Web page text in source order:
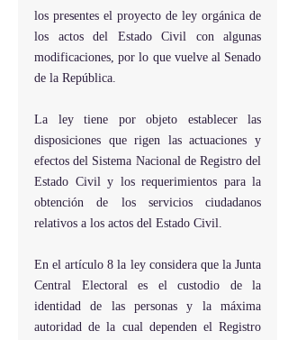
los presentes el proyecto de ley orgánica de
los actos del Estado Civil con algunas
modificaciones, por lo que vuelve al Senado
de la República.
La ley tiene por objeto establecer las
disposiciones que rigen las actuaciones y
efectos del Sistema Nacional de Registro del
Estado Civil y los requerimientos para la
obtención de los servicios ciudadanos
relativos a los actos del Estado Civil.
En el artículo 8 la ley considera que la Junta
Central Electoral es el custodio de la
identidad de las personas y la máxima
autoridad de la cual dependen el Registro